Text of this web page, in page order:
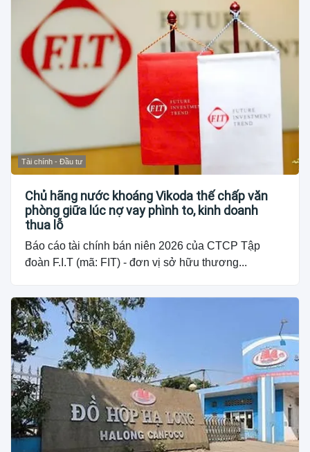
Tài chính - Đầu tư
Chủ hãng nước khoáng Vikoda thế chấp văn
phòng giữa lúc nợ vay phình to, kinh doanh
thua lỗ
Báo cáo tài chính bán niên 2026 của CTCP Tập
đoàn F.I.T (mã: FIT) - đơn vị sở hữu thương...